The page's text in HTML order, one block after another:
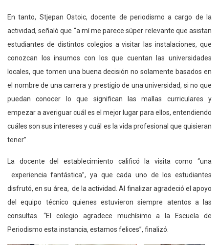
En tanto, Stjepan Ostoic, docente de periodismo a cargo de la
actividad, señaló que “a mí me parece súper relevante que asistan
estudiantes de distintos colegios a visitar las instalaciones, que
conozcan los insumos con los que cuentan las universidades
locales, que tomen una buena decisión no solamente basados en
el nombre de una carrera y prestigio de una universidad, si no que
puedan conocer lo que significan las mallas curriculares y
empezar a averiguar cuál es el mejor lugar para ellos, entendiendo
cuáles son sus intereses y cuál es la vida profesional que quisieran
tener”.
La docente del establecimiento calificó la visita como “una
experiencia fantástica”, ya que cada uno de los estudiantes
disfrutó, en su área, de la actividad. Al finalizar agradeció el apoyo
del equipo técnico quienes estuvieron siempre atentos a las
consultas. “El colegio agradece muchísimo a la Escuela de
Periodismo esta instancia, estamos felices”, finalizó.